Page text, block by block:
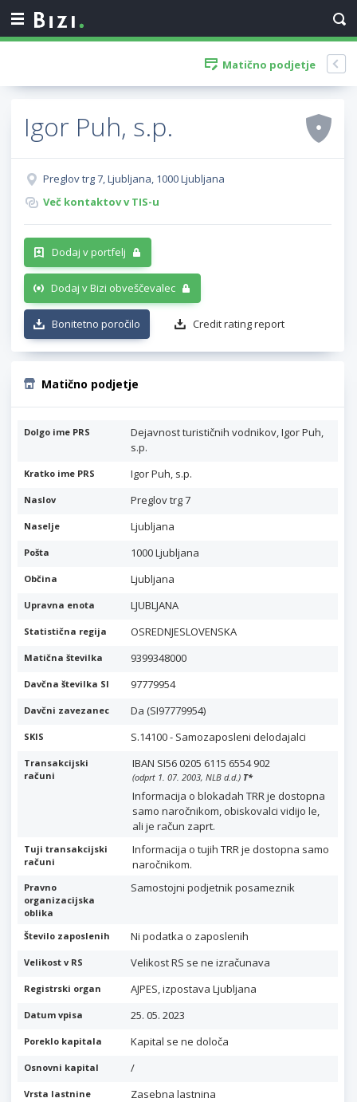
Matično podjetje
Igor Puh, s.p.
Preglov trg 7, Ljubljana, 1000 Ljubljana
Več kontaktov v TIS-u
Dodaj v portfelj
Dodaj v Bizi obveščevalec
Bonitetno poročilo Credit rating report
Matično podjetje
Dolgo ime PRS
Dejavnost turističnih vodnikov, Igor Puh,
s.p.
Kratko ime PRS Igor Puh, s.p.
Naslov Preglov trg 7
Naselje Ljubljana
Pošta 1000 Ljubljana
Občina Ljubljana
Upravna enota LJUBLJANA
Statistična regija OSREDNJESLOVENSKA
Matična številka 9399348000
Davčna številka SI 97779954
Davčni zavezanec Da (SI97779954)
SKIS S.14100 - Samozaposleni delodajalci
Transakcijski
računi
IBAN SI56 0205 6115 6554 902
(odprt 1. 07. 2003, NLB d.d.) T*
Informacija o blokadah TRR je dostopna
samo naročnikom, obiskovalci vidijo le,
ali je račun zaprt.
Tuji transakcijski
računi
Informacija o tujih TRR je dostopna samo
naročnikom.
Pravno
organizacijska
oblika
Samostojni podjetnik posameznik
Število zaposlenih Ni podatka o zaposlenih
Velikost v RS Velikost RS se ne izračunava
Registrski organ AJPES, izpostava Ljubljana
Datum vpisa 25. 05. 2023
Poreklo kapitala Kapital se ne določa
Osnovni kapital /
Vrsta lastnine Zasebna lastnina